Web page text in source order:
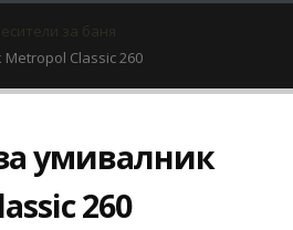
за баня
Classic 260
умивалник
260